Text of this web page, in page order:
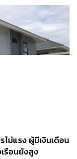
ไม่แรง ผู้มีเงินเดือน
รือนยังสูง